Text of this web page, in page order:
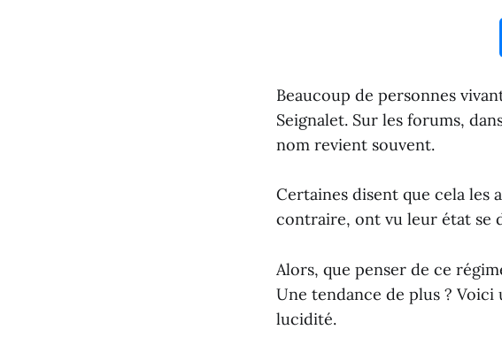
Beaucoup de personnes
Seignalet. Sur les forums,
nom revient souvent.
Certaines disent que cela les
contraire, ont vu leur état se
Alors, que penser de ce
Une tendance de plus ?
lucidité.